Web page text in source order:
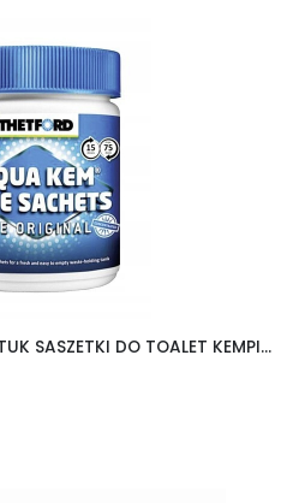
THETFORD TABLETKI 15 SZTUK SASZETKI DO TOALET KEMPINGOWYCH AQUA KEM